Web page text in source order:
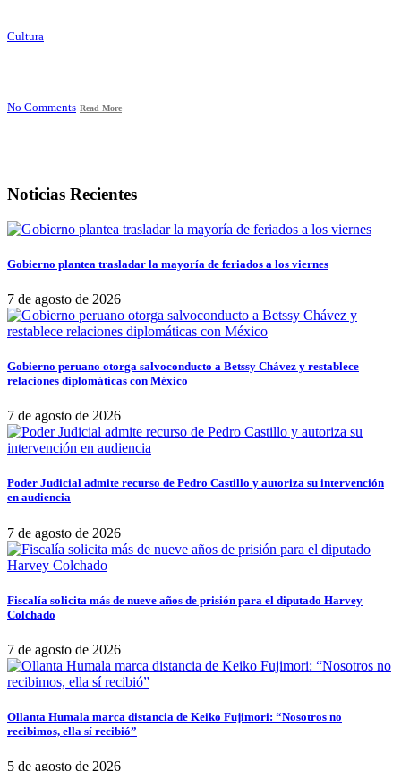
Cultura
No Comments Read More
Noticias Recientes
Gobierno plantea trasladar la mayoría de feriados a los viernes
7 de agosto de 2026
Gobierno peruano otorga salvoconducto a Betssy Chávez y restablece
relaciones diplomáticas con México
7 de agosto de 2026
Poder Judicial admite recurso de Pedro Castillo y autoriza su intervención
en audiencia
7 de agosto de 2026
Fiscalía solicita más de nueve años de prisión para el diputado Harvey
Colchado
7 de agosto de 2026
Ollanta Humala marca distancia de Keiko Fujimori: “Nosotros no
recibimos, ella sí recibió”
5 de agosto de 2026